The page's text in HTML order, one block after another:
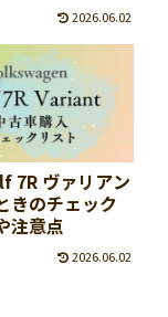
2026.06.02
7R ヴァリアン
きのチェック
注意点
2026.06.02